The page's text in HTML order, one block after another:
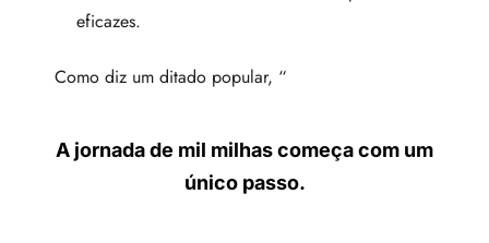
eficazes.
Como diz um ditado popular, “
A jornada de mil milhas começa com um
único passo.